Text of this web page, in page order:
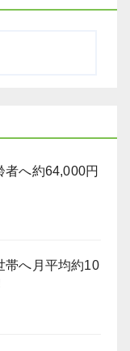
者へ約64,000円
帯へ月平均約10